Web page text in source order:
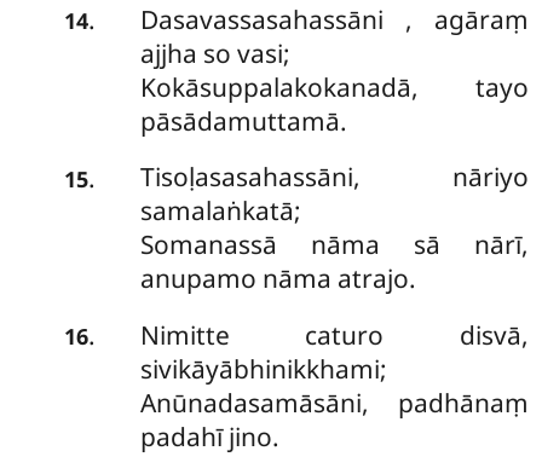
14. Dasavassasahassāni , agāraṃ
ajjha so vasi;
Kokāsuppalakokanadā, tayo
pāsādamuttamā.
15.
Tisoḷasasahassāni, nāriyo
samalaṅkatā;
Somanassā nāma sā nārī,
anupamo nāma atrajo.
16.
Nimitte caturo disvā,
sivikāyābhinikkhami;
Anūnadasamāsāni, padhānaṃ
padahī jino.